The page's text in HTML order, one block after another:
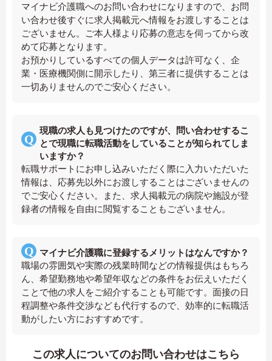
マイナビ介護職へのお問い合わせになりますので、お問
い合わせ後すぐに求人掲載元へ情報をお渡しすることは
ございません。ご本人様より応募の意志を伺ってから改
めて応募となります。
お預かりしているすべての個人データは許可なく、企
業・医療機関側に開示したり、第三者に提供することは
一切ありませんのでご安心ください。
現職の求人も見つけたのですが、問い合わせするこ
とで現職に転職活動をしていることが知られてしま
いますか？
転職サポートにお申し込みいただく際に入力いただいた
情報は、応募先以外にお渡しすることはございませんの
でご安心ください。また、求人掲載元の病院や施設が登
録者の情報を自由に閲覧することもございません。
マイナビ介護職に登録するメリットはなんですか？
職場の雰囲気や実際の残業時間などの情報提供はもちろ
ん、希望勤務地や希望年収などの条件をお伝えいただく
ことで他の求人をご紹介することも可能です。面接の日
程調整や条件交渉なども代行するので、効率的に転職活
動がしたい方におすすめです。
この求人についてのお問い合わせはこちら